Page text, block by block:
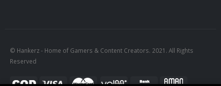
© Hankerz - Home of Gamers & Content Creators. 2021. All Rights
Reserved